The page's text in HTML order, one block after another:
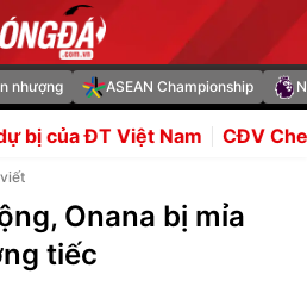
nhượng ASEAN Championship
CĐV Chelsea tung hô
Onana bị mỉa
tiếc